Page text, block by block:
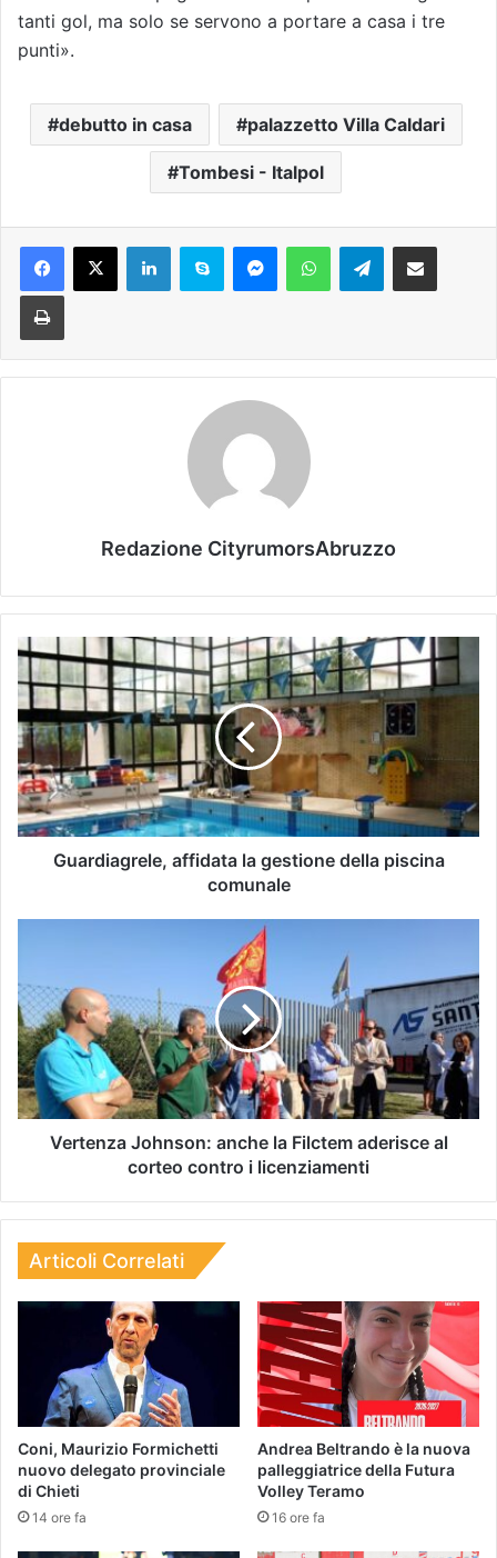
tanti gol, ma solo se servono a portare a casa i tre
punti».
debutto in casa palazzetto Villa Caldari
Tombesi - Italpol
Telegram
Redazione CityrumorsAbruzzo
Guardiagrele, affidata la gestione della piscina
comunale
Vertenza Johnson: anche la Filctem aderisce al
corteo contro i licenziamenti
Articoli Correlati
Coni, Maurizio Formichetti
nuovo delegato provinciale
di Chieti
14 ore fa
Andrea Beltrando è la nuova
palleggiatrice della Futura
Volley Teramo
16 ore fa